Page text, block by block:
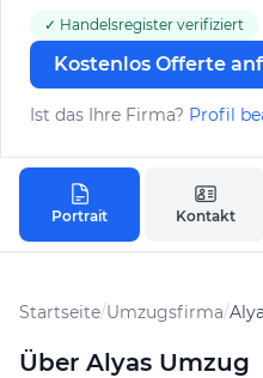
✓ Handelsregister verifiziert
Kostenlos Offerte
Ist das Ihre Firma? Profil
Portrait Kontakt
Startseite/Umzugsfirma/
Über Alyas Umzug